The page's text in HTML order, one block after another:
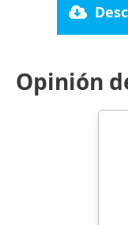
Opinión